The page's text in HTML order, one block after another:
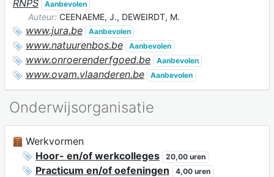
RNPS
Aanbevolen
Auteur: CEENAEME, J., DEWEIRDT, M.
www.jura.be Aanbevolen
www.natuurenbos.be Aanbevolen
www.onroerenderfgoed.be Aanbevolen
www.ovam.vlaanderen.be Aanbevolen
Onderwijsorganisatie
Werkvormen
Hoor- en/of werkcolleges
20,00 uren
Practicum en/of oefeningen 4,00 uren